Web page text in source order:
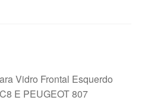
Vidro Frontal Esquerdo
E PEUGEOT 807